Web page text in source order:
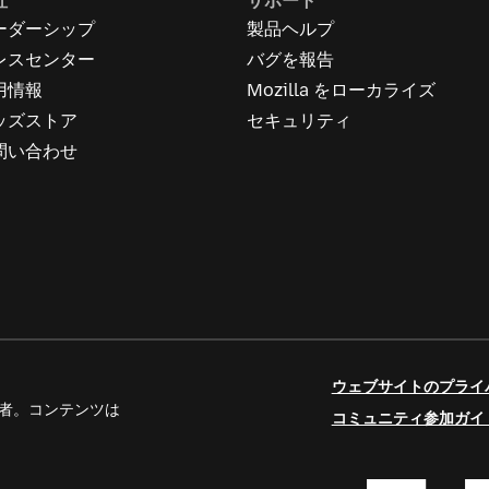
ダーシップ
スセンター
情報
ズストア
い合わせ
製品ヘルプ
バグを報告
Mozilla をローカライズ
セキュリティ
。コンテンツは
ウェブサイトのプラ
コミュニティ参加ガ